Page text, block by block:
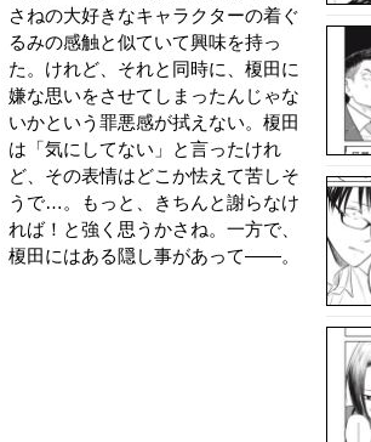
さねの大好きなキャラクターの着ぐ
るみの感触と似ていて興味を持っ
た。けれど、それと同時に、榎田に
嫌な思いをさせてしまったんじゃな
いかという罪悪感が拭えない。榎田
は「気にしてない」と言ったけれ
ど、その表情はどこか怯えて苦しそ
うで…。もっと、きちんと謝らなけ
れば！と強く思うかさね。一方で、
榎田にはある隠し事があって――。